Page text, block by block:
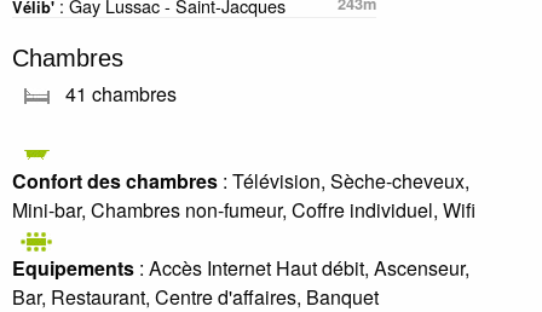
Vélib' : Gay Lussac - Saint-Jacques
Chambres
41 chambres
Confort des chambres : Télévision, Sèche-cheveux,
Mini-bar, Chambres non-fumeur, Coffre individuel, Wifi
Equipements : Accès Internet Haut débit, Ascenseur,
Bar, Restaurant, Centre d'affaires, Banquet